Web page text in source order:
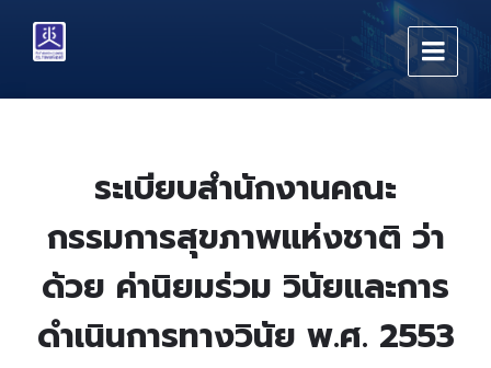
content
main
footer
ระเบียบสำนักงานคณะ
กรรมการสุขภาพแห่งชาติ ว่า
ด้วย ค่านิยมร่วม วินัยและการ
ดำเนินการทางวินัย พ.ศ. 2553